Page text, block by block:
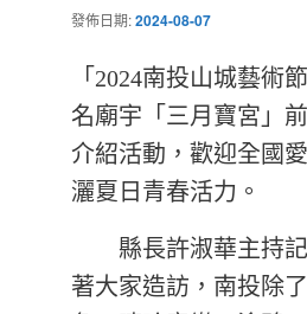
發佈日期:2024-08-07
「2024南投山城藝術
名廟宇「三月寶宮」
介紹活動，歡迎全國
灑夏日青春活力。
縣長許淑華主持記
著大家造訪，南投除